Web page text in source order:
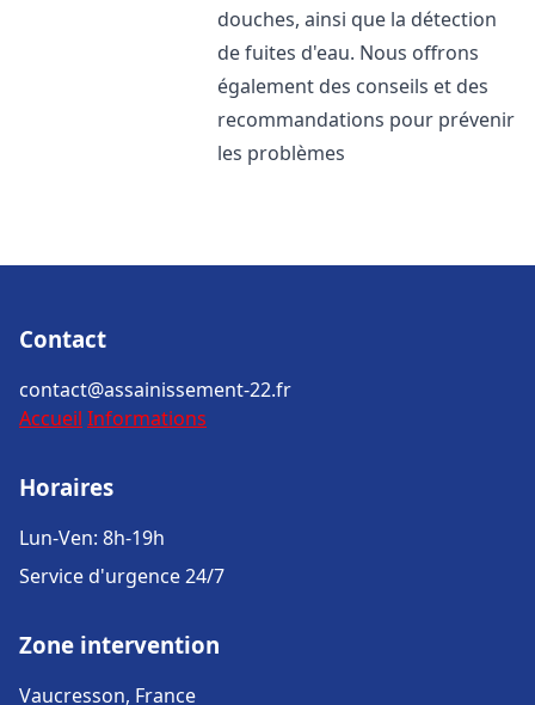
douches, ainsi que la détection
de fuites d'eau. Nous offrons
également des conseils et des
recommandations pour prévenir
les problèmes
Contact
contact@assainissement-22.fr
Accueil Informations
Horaires
Lun-Ven: 8h-19h
Service d'urgence 24/7
Zone intervention
Vaucresson, France